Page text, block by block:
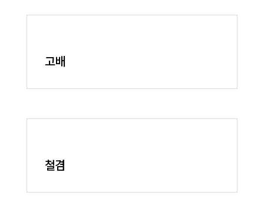
고배
철겸